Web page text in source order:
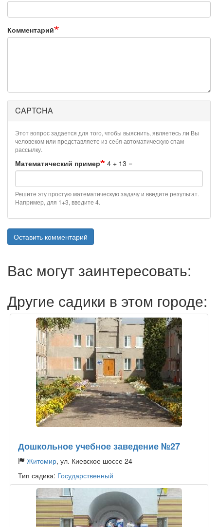
Комментарий
CAPTCHA
Этот вопрос задается для того, чтобы выяснить, являетесь ли Вы
человеком или представляете из себя автоматическую спам-
рассылку.
Математический пример 4 + 13 =
Решите эту простую математическую задачу и введите результат.
Например, для 1+3, введите 4.
Оставить комментарий
Вас могут заинтересовать:
Другие садики в этом городе:
Дошкольное учебное заведение №27
Житомир, ул. Киевское шоссе 24
Тип садика: Государственный